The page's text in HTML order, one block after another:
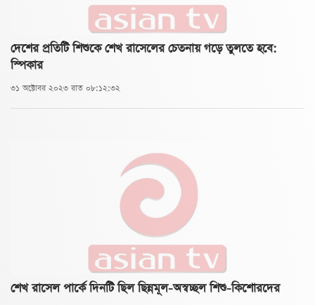
শেষে দুপুরে শিশুদের জন্য খাবারের আয়োজন করে তারা। পরে
খেলায় বিজয়ীদের হাতে পুরস্কার হিসেবে ব্যাগসহ বিভিন্ন শিক্ষা
উপকরণ তুলে দেয়া হয়।এ সময় আশ্রয়নের বাসিন্দা বীর
মুক্তিযোদ্ধা খাকছার আলম, শিশুস্বর্গ পঞ্চগড়ের মেন্টর মুরাদ
‘এই আশ্রয়নের শিশুরা বিভিন্নভাবে বঞ্চিত। আশ্রয়নটির
তিনদিকে নদী বেষ্টিত। এখানে কোনো শিক্ষা প্রতিষ্ঠান নেই। তাই
তাদের লেখাপড়ায় উৎসাহ জোগাতে এবং তাদের আনন্দ
দিতেই আমরা এই আয়োজন করেছি।’
দেশের প্রতিটি শিশুকে শেখ রাসেলের চেতনায় গড়ে তুলতে হবে:
স্পিকার
৩১ অক্টোবর ২০২৩ রাত ০৮:১২:৩২
শেখ রাসেল পার্কে দিনটি ছিল ছিন্নমূল-অস্বচ্ছল শিশু-কিশোরদের